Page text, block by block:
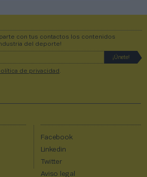
con tus contactos los contenidos
del deporte!
de privacidad
Facebook
Linkedin
Twitter
Aviso legal